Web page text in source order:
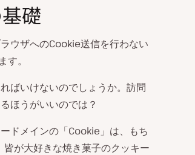
礎
ウザへのCookie送信を行わない
。
ばいけないのでしょうか。訪問
ほうがいいのでは？
ドメインの「Cookie」は、もち
が大好きな焼き菓子のクッキー